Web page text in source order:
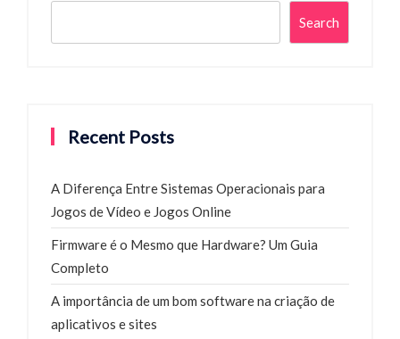
Search
Recent Posts
A Diferença Entre Sistemas Operacionais para
Jogos de Vídeo e Jogos Online
Firmware é o Mesmo que Hardware? Um Guia
Completo
A importância de um bom software na criação de
aplicativos e sites